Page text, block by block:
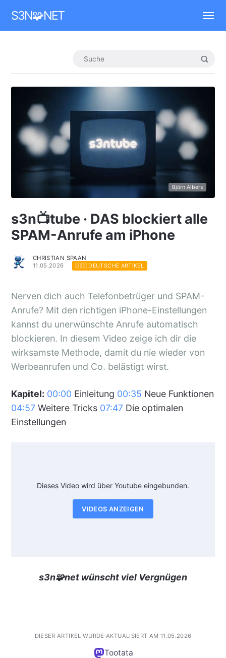
S3N🧩NET
Björn Albers
s3n📺tube · DAS blockiert alle
SPAM-Anrufe am iPhone
CHRISTIAN SPAAN
11.05.2026
🇩🇪 DEUTSCHE ARTIKEL
Nerven dich auch Telefonbetrüger und SPAM-
Anrufe? Mit den richtigen iPhone-Einstellungen
kannst du unerwünschte Anrufe automatisch
blockieren. In diesem Video zeige ich dir die
wirksamste Methode, damit du nie wieder von
Werbeanrufen und Co. belästigt wirst.
Kapitel: 00:00 Einleitung 00:35 Neue Funktionen
04:57Weitere Tricks 07:47Die optimalen
Einstellungen
Dieses Video wird über Youtube eingebunden.
VIDEOS ANZEIGEN
s3n🧩net wünscht viel Vergnügen
DIESER ARTIKEL WURDE AKTUALISIERT AM 11.05.2026
Tootata